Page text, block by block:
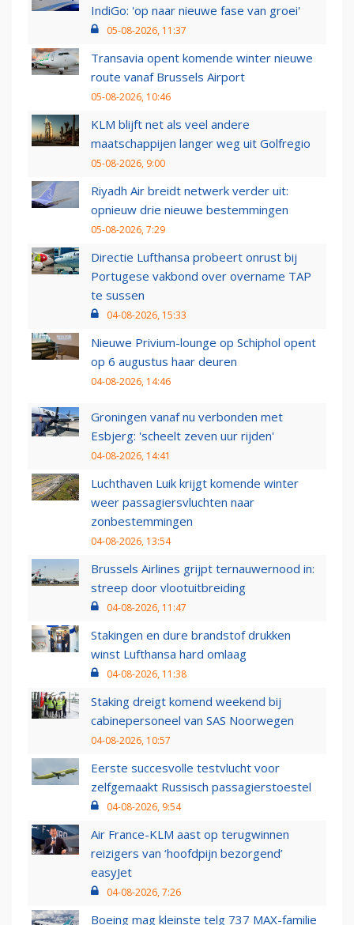
IndiGo: 'op naar nieuwe fase van groei'
05-08-2026, 11:37
Transavia opent komende winter nieuwe
route vanaf Brussels Airport
05-08-2026, 10:46
KLM blijft net als veel andere
maatschappijen langer weg uit Golfregio
05-08-2026, 9:00
Riyadh Air breidt netwerk verder uit:
opnieuw drie nieuwe bestemmingen
05-08-2026, 7:29
Directie Lufthansa probeert onrust bij
Portugese vakbond over overname TAP
te sussen
04-08-2026, 15:33
Nieuwe Privium-lounge op Schiphol opent
op 6 augustus haar deuren
04-08-2026, 14:46
Groningen vanaf nu verbonden met
Esbjerg: 'scheelt zeven uur rijden'
04-08-2026, 14:41
Luchthaven Luik krijgt komende winter
weer passagiersvluchten naar
zonbestemmingen
04-08-2026, 13:54
Brussels Airlines grijpt ternauwernood in:
streep door vlootuitbreiding
04-08-2026, 11:47
Stakingen en dure brandstof drukken
winst Lufthansa hard omlaag
04-08-2026, 11:38
Staking dreigt komend weekend bij
cabinepersoneel van SAS Noorwegen
04-08-2026, 10:57
Eerste succesvolle testvlucht voor
zelfgemaakt Russisch passagierstoestel
04-08-2026, 9:54
Air France-KLM aast op terugwinnen
reizigers van ‘hoofdpijn bezorgend’
easyJet
04-08-2026, 7:26
Boeing mag kleinste telg 737 MAX-familie